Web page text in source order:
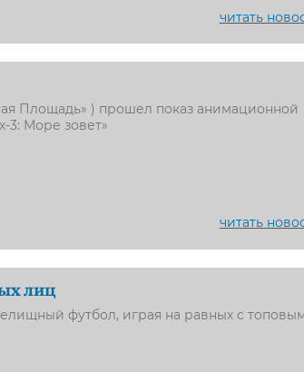
читать
Площадь» ) прошел показ анимационной
3: Море зовет»
читать
лиц
футбол, играя на равных с